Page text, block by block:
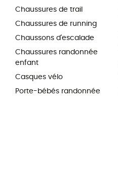
Chaussures de trail
Chaussures de running
Chaussons d'escalade
Chaussures randonnée
enfant
Casques vélo
Porte-bébés randonnée